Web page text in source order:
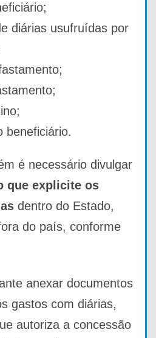
diárias usufruídas por
beneficiário.
é necessário divulgar
que explicite os
dentro do Estado,
do país, conforme
anexar documentos
gastos com diárias,
autoriza a concessão